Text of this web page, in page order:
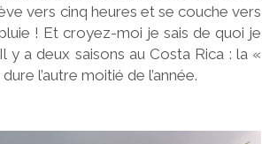
vers cinq heures et se couche vers
! Et croyez-moi je sais de quoi je
a deux saisons au Costa Rica : la «
l’autre moitié de l’année.